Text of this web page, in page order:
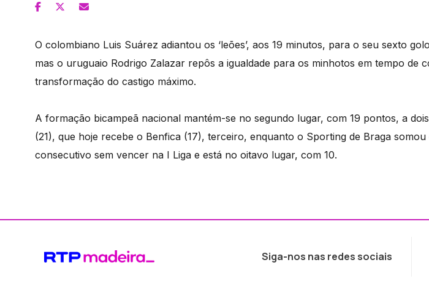
O colombiano Luis Suárez adiantou os ‘leões’, aos 19 minutos, para o seu sexto
mas o uruguaio Rodrigo Zalazar repôs a igualdade para os minhotos em tempo de
transformação do castigo máximo.
A formação bicampeã nacional mantém-se no segundo lugar, com 19 pontos, a
(21), que hoje recebe o Benfica (17), terceiro, enquanto o Sporting de Braga
consecutivo sem vencer na I Liga e está no oitavo lugar, com 10.
Siga-nos nas redes sociais